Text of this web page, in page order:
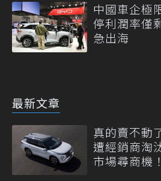
中國車企極
停利潤率僅
急出海
最新文章
真的賣不動
遭經銷商淘
市場尋商機！